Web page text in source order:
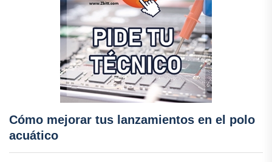
Cómo mejorar tus lanzamientos en el polo
acuático